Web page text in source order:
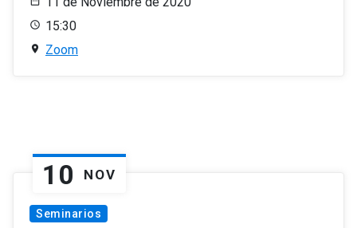
15:30
Zoom
10 NOV
Seminarios